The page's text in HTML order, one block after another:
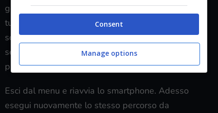
gestuale. Nello specifico apri leimpostazionidel
tuo Google Pixel, scegli la voce
sottomenuModalità Di Navigazione. In questa
sezione puoi scegliere se utilizzare i gesti oppure i
pulsanti.Scegli i pulsanti.
Esci dal menu e riavvia lo smartphone. Adesso
esegui nuovamente lo stesso percorso da
Consent
Manage options